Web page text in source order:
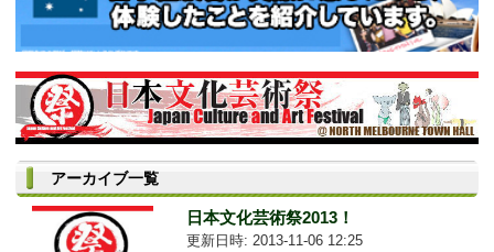
アーカイブ一覧
日本文化芸術祭2013！
更新日時: 2013-11-06 12:25